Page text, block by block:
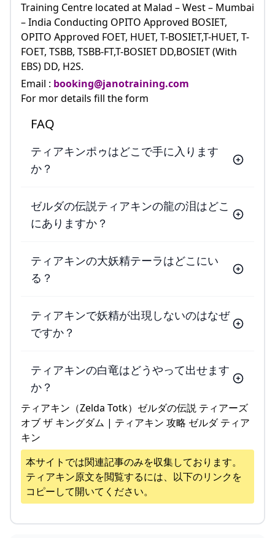
Training Centre located at Malad – West – Mumbai
– India Conducting OPITO Approved BOSIET,
OPITO Approved FOET, HUET, T-BOSIET,T-HUET, T-
FOET, TSBB, TSBB-FT,T-BOSIET DD,BOSIET (With
EBS) DD, H2S.
Email : booking@janotraining.com
For mor details fill the form
FAQ
ティアキンポゥはどこで手に入ります
か？
ゼルダの伝説ティアキンの龍の泪はどこ
にありますか？
ティアキンの大妖精テーラはどこにい
る？
ティアキンで妖精が出現しないのはなぜ
ですか？
ティアキンの白竜はどうやって出せます
か？
ティアキン（Zelda Totk）ゼルダの伝説 ティアーズ
オブ ザ キングダム | ティアキン 攻略 ゼルダ ティア
キン
本サイトでは関連記事のみを収集しております。
ティアキン原文を閲覧するには、以下のリンクを
コピーして開いてください。